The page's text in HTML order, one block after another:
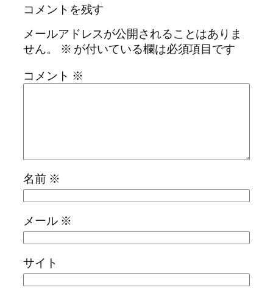
コメントを残す
メールアドレスが公開されることはありま
せん。
※ が付いている欄は必須項目です
コメント ※
名前 ※
メール ※
サイト